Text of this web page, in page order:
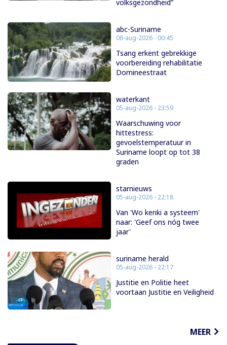
volksgezondheid”
abc-Suriname
06-aug-2026 - 00:45
Tsang erkent gebrekkige
voorbereiding rehabilitatie
Domineestraat
waterkant
05-aug-2026 - 23:59
Waarschuwing voor
hittestress:
gevoelstemperatuur in
Suriname loopt op tot 38
graden
starnieuws
05-aug-2026 - 22:18
Van 'Wo kenki a systeem'
naar: 'Geef ons nóg twee
jaar'
suriname herald
05-aug-2026 - 22:17
Justitie en Politie heet
voortaan Justitie en Veiligheid
MEER